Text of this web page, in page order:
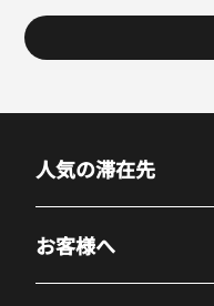
人気の滞在先
お客様へ